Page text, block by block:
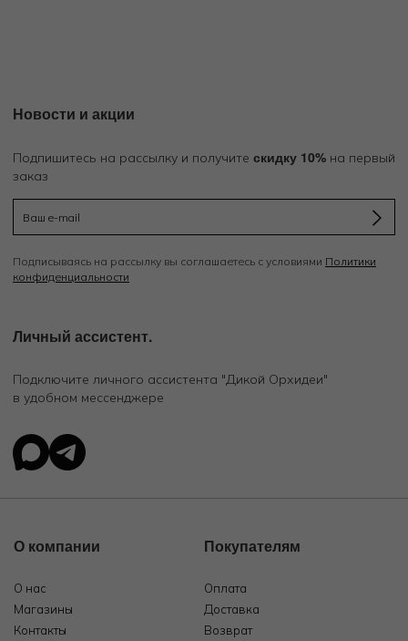
Новости и акции
Подпишитесь на рассылку и получите скидку 10% на первый
заказ
Подписываясь на рассылку вы соглашаетесь с условиями Политики
конфиденциальности
Личный ассистент.
Подключите личного ассистента "Дикой Орхидеи"
в удобном мессенджере
О компании
О нас
Магазины
Контакты
Покупателям
Оплата
Доставка
Возврат